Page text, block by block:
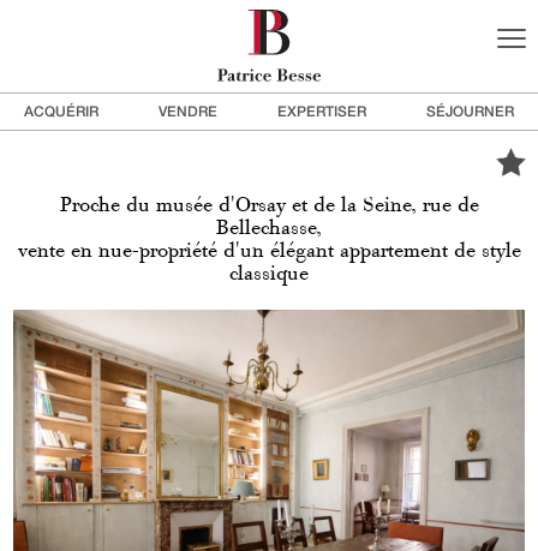
ACQUÉRIR VENDRE EXPERTISER SÉJOURNER
Proche du musée d'Orsay et de la Seine, rue de
Bellechasse,
vente en nue-propriété d'un élégant appartement de style
classique